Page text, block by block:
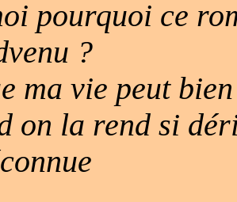
pourquoi ce
?
ma vie peut
on la rend si